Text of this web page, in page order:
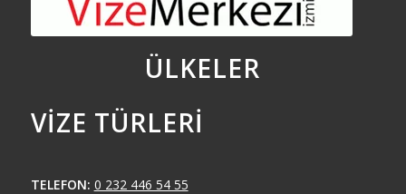
ÜLKELER
VIZE TÜRLERI
TELEFON: 0 232 446 54 55